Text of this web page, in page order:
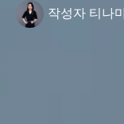
작성자 티나